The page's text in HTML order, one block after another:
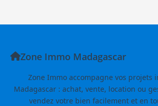
Zone Immo Madagascar
Zone Immo accompagne vos projets
Madagascar : achat, vente, location ou
vendez votre bien facilement et en